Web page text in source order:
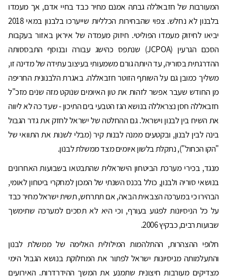
המעורבות של חזבאללה גבתה אמנם מחיר כבד בחיי אדם, אך מעמדו
בלבנון לא נחלש. צפוי שהבחירות הכלליות שייערכו בלבנון במאי 2018
יביאו לחיזוק מעמדו הפוליטי. חיזוק מעמדה של איראן באזור בעקבות
הסכם הגרעין (JCPOA) שנתפס כהישג עבורה ובנוסף התבססותה
ההדרגתית בסוריה, עד היותה גורם משמעותי בעיצוב עתידה של מדינה זו,
משליך כמובן גם על השותף הזוטר חזבאללה. באגרת הלבנונית החריפה
מן החודש שעבר אפשר לזהות את טון האיומים שנוקט מזה שנים מזכ"ל
חזבאללה חסן נצראללה בנושא הגז הטבעי בים התיכון - שעד כה לא ליווה
את השיח בין לבנון וישראל. גם ההחלטה של ישראל לחזק את גדר הגבול
בינה לבין לבנון, ובקטעים ממנה לבנות קיר (מבלי לשנות את התוואי של
"הקו הכחול"), נתקלת בלשון איומים מצד ממשלת לבנון.
מנגד, בכירי מערכת הביטחון הישראלית שהתבטאו בשבועות האחרונים
בנושאי סוריה ולבנון, כולל בכנס השנתי של המכון למחקרי ביטחון לאומי,
הבהירו כי במערכה הצבאית הבאה, אם תתרחש, תשית ישראל מחיר כבד
על כל הניסיונות לפגוע בעורף, וכי היא לא תסכים למערכה שתימשך
שבועות רבים, כבקיץ 2006.
חלופי ההצהרות, ההתלהמות המילולית האלימה של ממשלת לבנון
והתעלמותה מניסיונות ישראל לפתור את המחלוקת בנושא הגבול הימי
מצדיקים מעורבות חיצונית שתמנע את המשך ההידרדרות. האירועים